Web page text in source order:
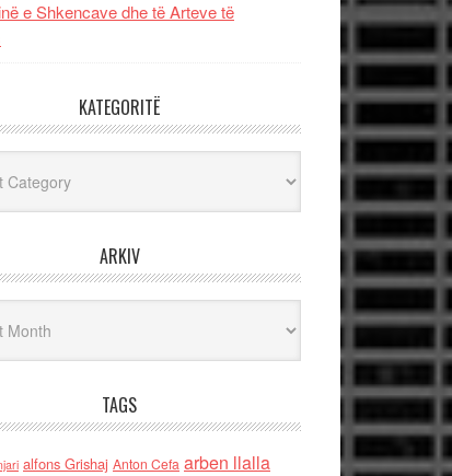
e Shkencave dhe të Arteve të
KATEGORITË
ARKIV
TAGS
alfons Grishaj Anton Cefa arben llalla